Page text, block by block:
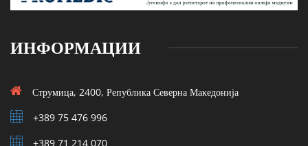
ИНФОРМАЦИИ
Струмица, 2400, Република Северна Македонија
+389 75 476 996
+389 71 214 070